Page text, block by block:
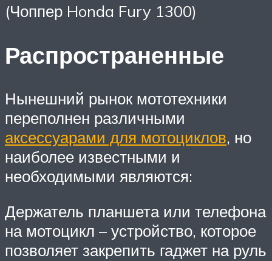
(Чоппер Honda Fury 1300)
Распространенные
Нынешний рынок мототехники
переполнен различными
аксессуарами для мотоциклов, но
наиболее известными и
необходимыми являются:
Держатель планшета или телефона
на мотоцикл – устройство, которое
позволяет закрепить гаджет на руль